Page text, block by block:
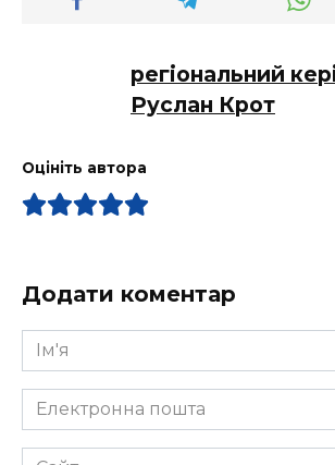
регіональний
Руслан Крот
Оцініть автора
Додати коментар